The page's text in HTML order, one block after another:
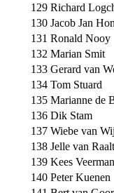
129 Richard
130 Jacob Jan
131 Ronald Nooy
132 Marian Smit
133 Gerard van
134 Tom Stuard
135 Marianne de
136 Dik Stam
137 Wiebe van
138 Jelle van
139 Kees Veerman
140 Peter Kuenen